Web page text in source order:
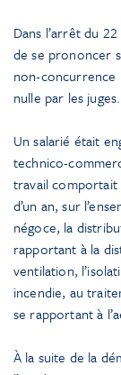
Dans l’arrêt du
de se prononcer
non-concurrence
nulle par les juges.
Un salarié était
technico-
travail comportait
d’un an, sur
négoce, la
rapportant à la
ventilation,
incendie, au
se rapportant à
À la suite de la